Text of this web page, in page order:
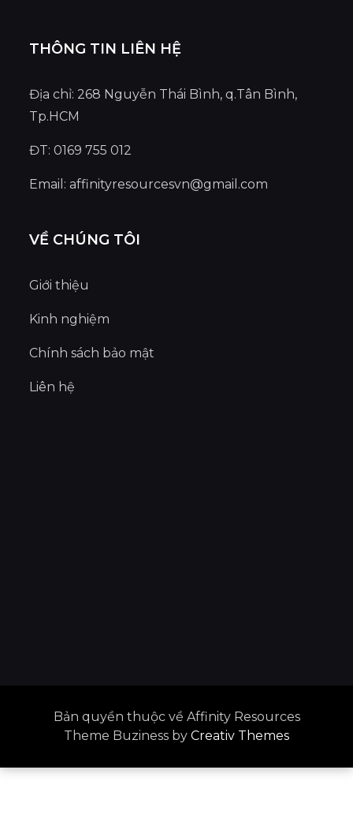
THÔNG TIN LIÊN HỆ
Địa chỉ: 268 Nguyễn Thái Bình, q.Tân Bình,
Tp.HCM
ĐT: 0169 755 012
Email:affinityresourcesvn@gmail.com
VỀ CHÚNG TÔI
Giới thiệu
Kinh nghiệm
Chính sách bảo mật
Liên hệ
Bản quyền thuộc về Affinity Resources
Theme Buziness by Creativ Themes